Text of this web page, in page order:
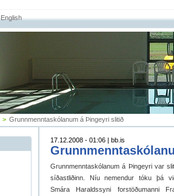
English
> Grunnmenntaskólanum á Þingeyri slitið
17.12.2008 - 01:06 | bb.is
Grunnmenntaskólanum á Þingeyri var
síðastliðinn. Níu nemendur tóku þá
Smára Haraldssyni forstöðumanni